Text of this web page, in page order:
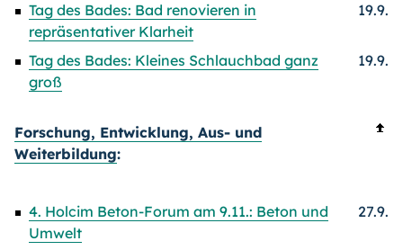
Tag des Bades: Bad renovieren in
repräsentativer Klarheit
19.9.
Tag des Bades: Kleines Schlauchbad ganz
groß
19.9.
Forschung, Entwicklung, Aus- und
Weiterbildung:
4. Holcim Beton-Forum am 9.11.: Beton und
Umwelt
27.9.